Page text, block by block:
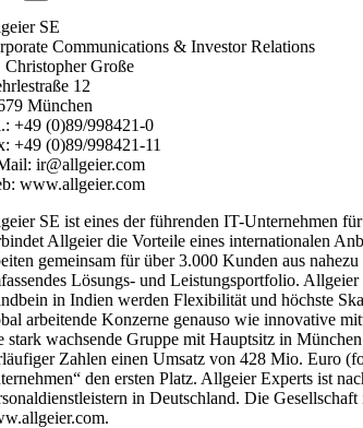
SE
Communications & Investor Relations
Christopher Große
12
München
+49 (0)89/998421-0
+49 (0)89/998421-11
ir@allgeier.com
www.allgeier.com
SE ist eines der führenden IT-Unternehmen
Allgeier die Vorteile eines internationalen
gemeinsam für über 3.000 Kunden aus
Lösungs- und Leistungsportfolio.
in Indien werden Flexibilität und höchste
arbeitende Konzerne genauso wie innovative
stark wachsende Gruppe mit Hauptsitz in
Zahlen einen Umsatz von 428 Mio. Euro
den ersten Platz. Allgeier Experts ist
in Deutschland. Die